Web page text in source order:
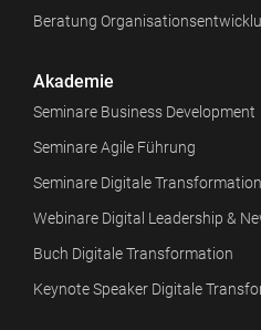
Beratung
Akademie
Seminare Business Development
Seminare Agile Führung
Seminare Digitale Transformation
Webinare Digital Leadership &
Buch Digitale Transformation
Keynote Speaker Digitale